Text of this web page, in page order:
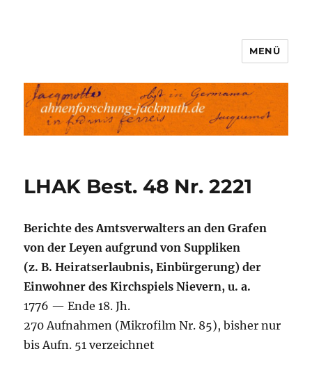
Ahnenforschung-Jackmuth.de
MENÜ
LHAK Best. 48 Nr. 2221
Berichte des Amtsverwalters an den Grafen
von der Leyen aufgrund von Suppliken
(z. B. Heiratserlaubnis, Einbürgerung) der
Einwohner des Kirchspiels Nievern, u. a.
1776 — Ende 18. Jh.
270 Aufnahmen (Mikrofilm Nr. 85), bisher nur
bis Aufn. 51 verzeichnet